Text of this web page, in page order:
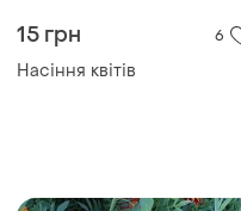
15 грн 6
Насіння квітів